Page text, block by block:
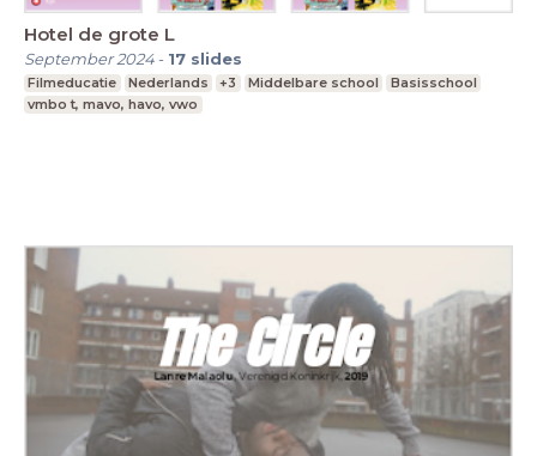
Hotel de grote L
September 2024- 17 slides
Filmeducatie Nederlands +3 Middelbare school
Basisschool
vmbo t, mavo, havo, vwo